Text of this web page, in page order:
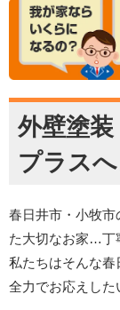
外壁塗
プラス
春日井市・小牧市
た大切なお家…丁
私たちはそんな春
全力でお応えした